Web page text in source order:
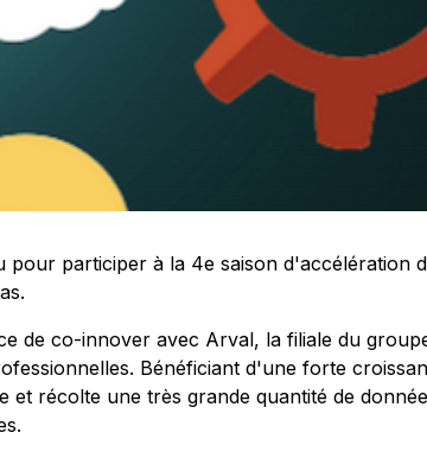
pour participer à la 4e saison d'accélération
de co-innover avec Arval, la filiale du
Bénéficiant d'une forte
et récolte une très grande quantité de